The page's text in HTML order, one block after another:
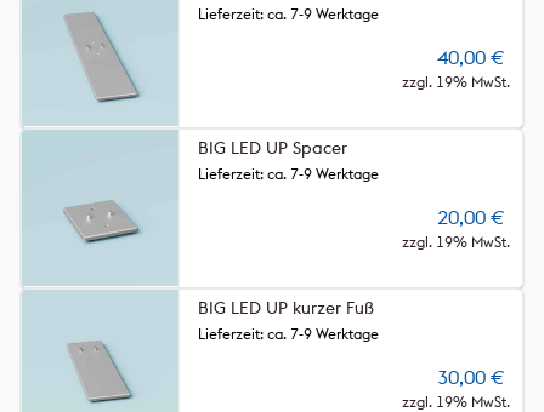
40,00 €
zzgl. 19% MwSt.
Lieferzeit: ca. 7-9 Werktage
BIG LED UP Spacer
20,00 €
zzgl. 19% MwSt.
Lieferzeit: ca. 7-9 Werktage
BIG LED UP kurzer Fuß
30,00 €
zzgl. 19% MwSt.
Lieferzeit: ca. 7-9 Werktage